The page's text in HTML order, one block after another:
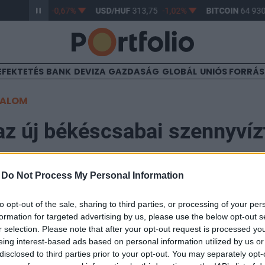
Do Not Process My Personal Information
opt-out of the sale, sharing to third parties, or processing of your
for targeted advertising by us, please use the below opt-out
selection. Please note that after your opt-out request is processed
interest-based ads based on personal information utilized by us
to third parties prior to your opt-out. You may separately
362,97 -0,67% USD/HUF 313,75 -1,02% BITCOIN64
BANK DEVIZA GAZDASÁG GLOBÁL UNIÓS
új békéscsabai
a békéscsabai új, korszerű szennyvíztisztító,
megvalósításához a város 84,4 százalék uniós